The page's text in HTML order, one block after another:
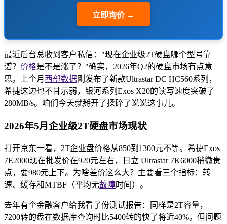
立即询价 →
最近后台总收到客户私信："现在企业级2T硬盘哪个型号靠
谱？ 价格是不是涨了？"确实，2026年Q2的硬盘市场有点意
思。上个月 西部数据刚发布了新款Ultrastar DC HC560系列，
希捷这边也不甘示弱，银河系列Exos X20的读写速度突破了
280MB/s。咱们今天就掰开了揉碎了说说这事儿。
2026年5月企业级2T硬盘市场现状
打开京东一看，2T企业盘价格从850到1300元不等。希捷Exos
7E2000现在批发价在920元左右，日立 Ultrastar 7K6000稍微贵
点，要980元上下。为啥差价这么大？主要看三个指标：转
速、缓存和MTBF（平均无故障时间）。
去年有个金融客户给我看了份测试报告：同样是2T容量，
7200转的盘在数据库查询时比5400转的快了将近40%。但问题